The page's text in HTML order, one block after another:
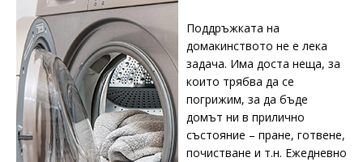
Поддръжката на
домакинството не е лека
задача. Има доста неща, за
които трябва да се
погрижим, за да бъде
домът ни в прилично
състояние – пране, готвене,
почистване и т.н. Ежедневно